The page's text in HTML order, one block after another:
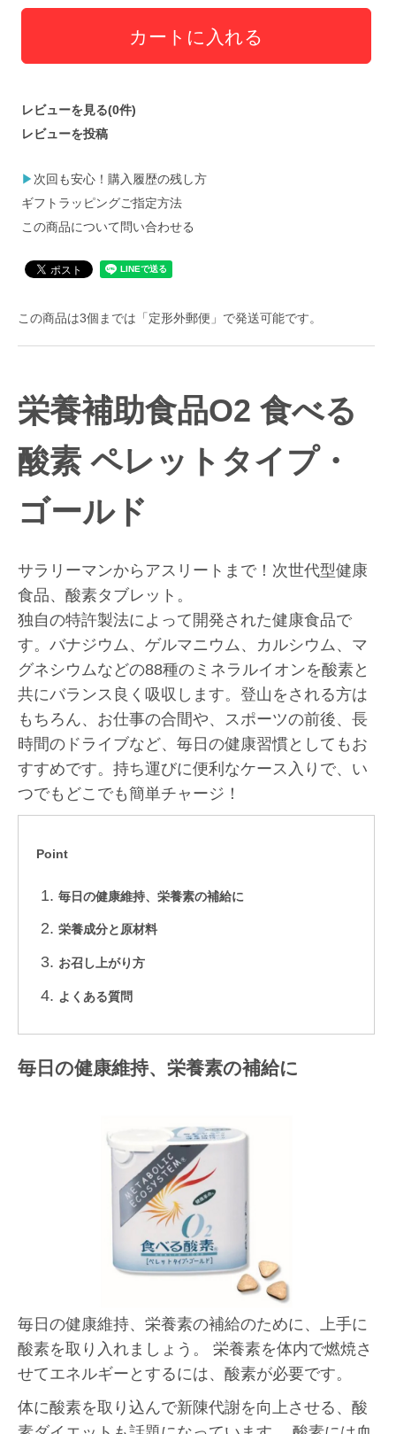
レビューを見る(0件)
レビューを投稿
▶ 次回も安心！購入履歴の残し方
ギフトラッピングご指定方法
この商品について問い合わせる
この商品は3個までは「定形外郵便」で発送可能です。
栄養補助食品O2 食べる
酸素 ペレットタイプ・
ゴールド
サラリーマンからアスリートまで！次世代型健康
食品、酸素タブレット。
独自の特許製法によって開発された健康食品で
す。バナジウム、ゲルマニウム、カルシウム、マ
グネシウムなどの88種のミネラルイオンを酸素と
共にバランス良く吸収します。登山をされる方は
もちろん、お仕事の合間や、スポーツの前後、長
時間のドライブなど、毎日の健康習慣としてもお
すすめです。持ち運びに便利なケース入りで、い
つでもどこでも簡単チャージ！
Point
毎日の健康維持、栄養素の補給に
栄養成分と原材料
お召し上がり方
よくある質問
毎日の健康維持、栄養素の補給に
毎日の健康維持、栄養素の補給のために、上手に
酸素を取り入れましょう。 栄養素を体内で燃焼さ
せてエネルギーとするには、酸素が必要です。
体に酸素を取り込んで新陳代謝を向上させる、酸